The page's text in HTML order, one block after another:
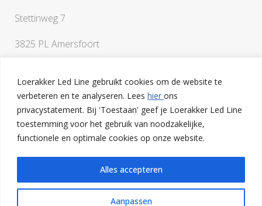
Loerakker Led Line gebruikt cookies om de website te
verbeteren en te analyseren. Lees hier ons
privacystatement. Bij 'Toestaan' geef je Loerakker Led Line
toestemming voor het gebruik van noodzakelijke,
functionele en optimale cookies op onze website.
Aanpassen
Alles accepteren
Stettinweg 7
3825 PL Amersfoort
Als je vragen hebt of een klankbord nodig hebt bij het
uitwerken van je ideeën, ben je van harte welkom op onze
lichtstudio in Amersfoort